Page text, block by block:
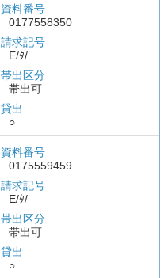
資料番号
0177558350
請求記号
E/ﾀ/
帯出区分
帯出可
貸出
○
資料番号
0175559459
請求記号
E/ﾀ/
帯出区分
帯出可
貸出
○